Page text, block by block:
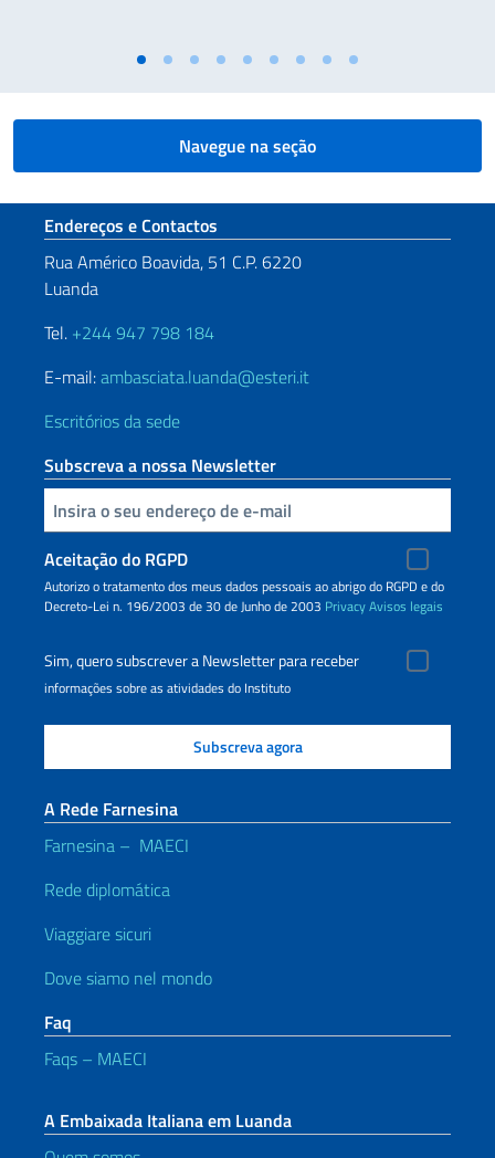
Navegue na seção
Seção de rodapé
Endereços e Contactos
Rua Américo Boavida, 51 C.P. 6220
Luanda
Tel. +244 947 798 184
E-mail:ambasciata.luanda@esteri.it
Escritórios da sede
Subscreva a nossa Newsletter
Inserisci la tua email
Aceitação do RGPD
Autorizo o tratamento dos meus dados pessoais ao abrigo do RGPD e do
Decreto-Lei n. 196/2003 de 30 de Junho de 2003 PrivacyAvisos legais
Sim, quero subscrever a Newsletter para receber
informações sobre as atividades do Instituto
A Rede Farnesina
Farnesina – MAECI
Rede diplomática
Viaggiare sicuri
Dove siamo nel mondo
Faq
Faqs – MAECI
A Embaixada Italiana em Luanda